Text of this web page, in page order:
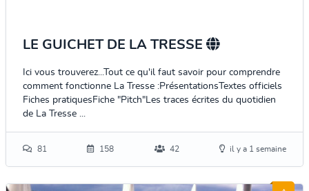
LE GUICHET DE LA TRESSE
Ici vous trouverez...Tout ce qu'il faut savoir pour comprendre
comment fonctionne La Tresse :PrésentationsTextes officiels
Fiches pratiquesFiche "Pitch"Les traces écrites du quotidien
de La Tresse ...
81 158 42 il y a 1 semaine